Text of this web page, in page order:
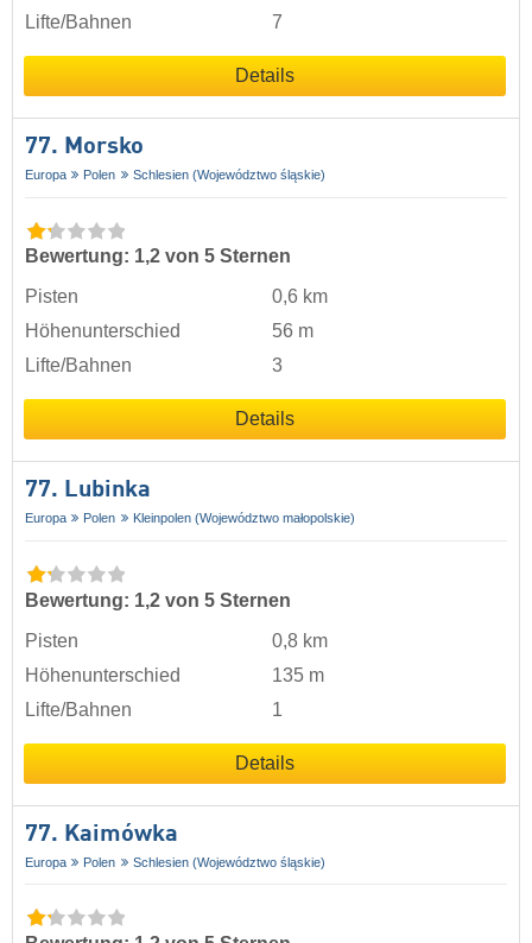
Lifte/Bahnen
7
Details
77. Morsko
Europa Polen Schlesien (Województwo śląskie)
Bewertung: 1,2 von 5 Sternen
Pisten
0,6 km
Höhenunterschied
56 m
Lifte/Bahnen
3
Details
77. Lubinka
Europa Polen Kleinpolen (Województwo małopolskie)
Bewertung: 1,2 von 5 Sternen
Pisten
0,8 km
Höhenunterschied
135 m
Lifte/Bahnen
1
Details
77. Kaimówka
Europa Polen Schlesien (Województwo śląskie)